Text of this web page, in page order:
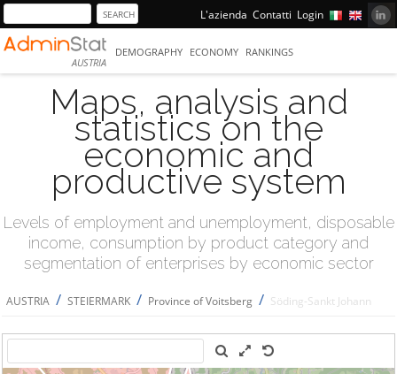
L'azienda Contatti Login
AUSTRIA
DEMOGRAPHY ECONOMY RANKINGS
Maps, analysis and
statistics on the
economic and
productive system
Levels of employment and unemployment, disposable
income, consumption by product category and
segmentation of enterprises by economic sector
AUSTRIA / STEIERMARK / Province of Voitsberg / Söding-Sankt Johann